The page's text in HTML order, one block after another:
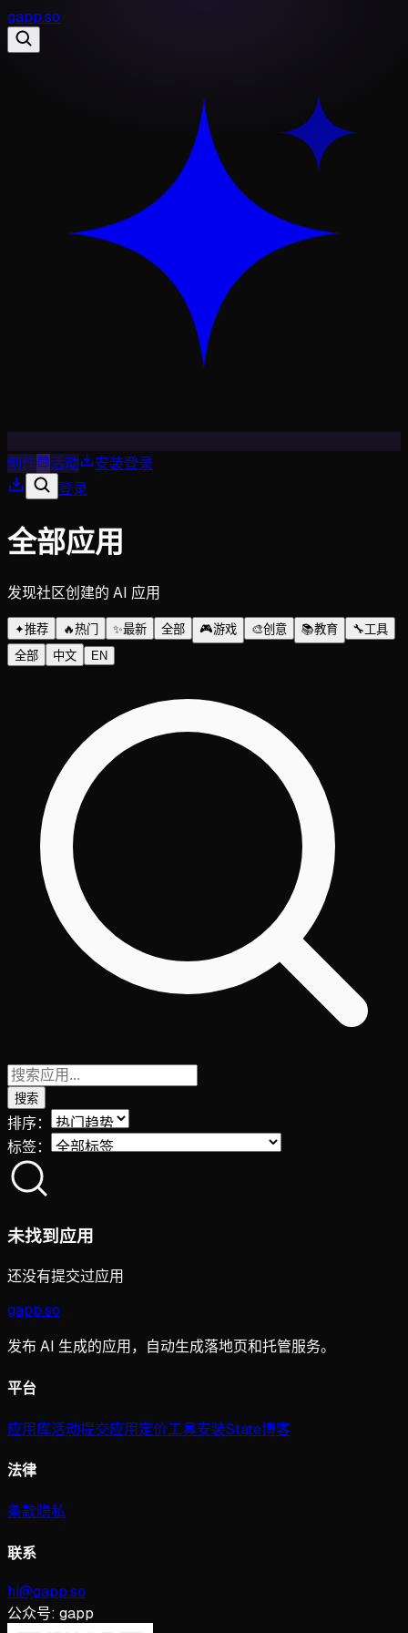
gapp.so
创作 活动 安装登录
登录
全部应用
发现社区创建的 AI 应用
✦推荐 🔥热门 ✨最新 全部 🎮游戏 🎨创意 📚教育 🔧工具
全部
中文 EN
搜索
排序：
标签：
未找到应用
还没有提交过应用
gapp.so
发布 AI 生成的应用，自动生成落地页和托管服务。
平台
应用库活动提交应用定价工具安装State博客
法律
条款隐私
联系
hi@gapp.so
公众号: gapp